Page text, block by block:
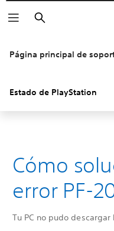
Buscar
Página principal de
Estado de PlayStation
Cómo
error PF-
Tu PC no pudo